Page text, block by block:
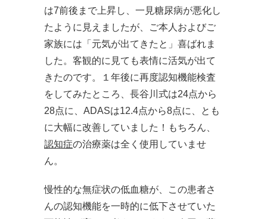
は7前後まで上昇し、一見糖尿病が悪化し
たように見えましたが、ご本人およびご
家族には「元気が出てきたと」喜ばれま
した。客観的に見ても表情に活気が出て
きたのです。１年後に再度認知機能検査
をしてみたところ、長谷川式は24点から
28点に、ADASは12.4点から8点に、とも
に大幅に改善していました！もちろん、
認知症の治療薬は全く使用していませ
ん。
慢性的な無症状の低血糖が、この患者さ
んの認知機能を一時的に低下させていた